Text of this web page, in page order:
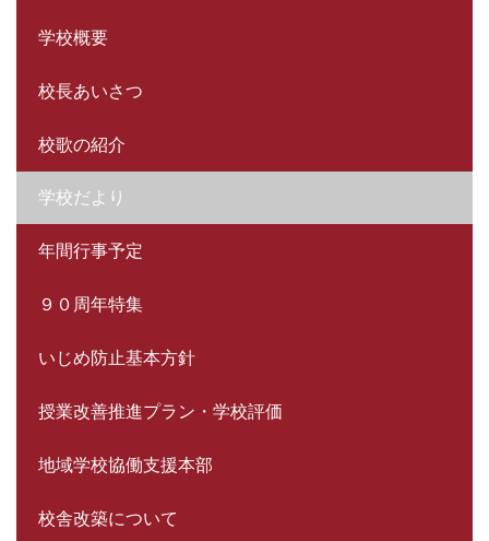
学校概要
校長あいさつ
校歌の紹介
学校だより
年間行事予定
９０周年特集
いじめ防止基本方針
授業改善推進プラン・学校評価
地域学校協働支援本部
校舎改築について